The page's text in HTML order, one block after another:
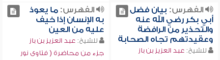
الفهرس: بيان فضل
أبي بكر رضي الله عنه
والتحذير من الرافضة
وعقيدتهم تجاه الصحابة
للشيخ: عبد العزيز بن باز
الفهرس:ما يعوذ
به الإنسان إذا خيف
عليه من العين
للشيخ: عبد العزيز بن باز
جزء من محاضرة ( فتاوى نور